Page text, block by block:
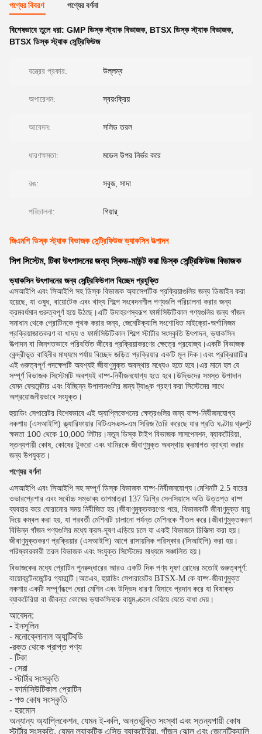
পণ্যের বিবরণ পণ্যের বর্ণনা
বিশেষভাবে তুলে ধরা: GMP ডিস্ক স্ট্যাক বিভাজক, BTSX ডিস্ক স্ট্যাক বিভাজক,
BTSX ডিস্ক স্ট্যাক সেন্ট্রিফিউজ
যন্ত্রের প্রকার: উল্লম্ব
অপারেশন: স্বয়ংক্রিয়
আবেদন: সলিড তরল
ধারণক্ষমতা: মডেল উপর নির্ভর করে
রঙ: সবুজ, সাদা
পরিচালনা: গিয়ার্
জিএমপি ডিস্ক স্ট্যাক বিভাজক সেন্ট্রিফিউজ ভ্যাকসিন উত্পাদন
সিপ সিস্টেম, টিকা উৎপাদনের জন্য স্কিড-মাউন্ট করা ডিস্ক সেন্ট্রিফিউজ বিভাজক
ভ্যাকসিন উৎপাদনের জন্য সেন্ট্রিফিউগাল বিচ্ছেদ প্রযুক্তি
এসআইপি এবং সিআইপি সহ ডিস্ক বিভাজক অ্যাসেপটিক প্রক্রিয়াগুলির জন্য ডিজাইন করা
হয়েছে, যা ওষুধ, বায়োটেক এবং খাদ্য শিল্পে সংবেদনশীল পণ্যগুলি পরিচালনা করার জন্য
ক্রমবর্ধমান গুরুত্বপূর্ণ হয়ে উঠছে।এটি উদাহরণস্বরূপ ফার্মাসিউটিকাল পণ্যগুলির জন্য গাঁজন
সমাধান থেকে প্রোটিনকে পৃথক করার জন্য, জেনেটিক্যালি সংশোধিত মাইক্রো-অর্গানিজম
প্রক্রিয়াজাতকরণ বা খাদ্য ও ফার্মাসিউটিকাল শিল্পে স্টার্টার সংস্কৃতি উৎপাদন, ভ্যাকসিন
উত্পাদন বা জিনগতভাবে পরিবর্তিত জীবের প্রক্রিয়াকরণের ক্ষেত্রে প্রযোজ্য।একটি বিভাজক
কেন্দ্রীভূত বাহিনীর মাধ্যমে পর্যায় বিচ্ছেদ জড়িত প্রক্রিয়ার একটি মূল দিক।এবং প্রক্রিয়াটির
এই গুরুত্বপূর্ণ পদক্ষেপটি অবশ্যই জীবাণুমুক্ত অবস্থার মধ্যেও হতে হবে।এর মানে হল যে
সম্পূর্ণ বিভাজক সিস্টেমটি অবশ্যই বাষ্প-নির্বীজনযোগ্য হতে হবে।উদ্ভিদের সমস্ত উপাদান
যেমন ফেরমেন্টার এবং বিচ্ছিন্ন উপাদানগুলির জন্য ট্যাঙ্ক গ্রহণ করা সিস্টেমের সাথে
অপ্রয়োজনীয়ভাবে সংযুক্ত।
হুয়াডিং সেপারেটর বিশেষভাবে এই অ্যাপ্লিকেশনের ক্ষেত্রগুলির জন্য বাষ্প-নির্বীজনযোগ্য
নকশায় (এসআইপি) ক্ল্যারিফায়ার বিটিএসএক্স-এম সিরিজ তৈরি করেছে যার প্রতি ঘণ্টায় থ্রুপুট
ক্ষমতা 100 থেকে 10,000 লিটার।নতুন ডিস্ক টাইপ বিভাজক সাসপেনশন, ব্যাকটেরিয়া,
স্তন্যপায়ী কোষ, কোষের টুকরো এবং খামিরকে জীবাণুমুক্ত অবস্থায় ক্রমাগত ব্যাখ্যা করার
জন্য উপযুক্ত।
পণ্যের বর্ণনা
এসআইপি এবং সিআইপি সহ সম্পূর্ণ ডিস্ক বিভাজক বাষ্প-নির্বীজনযোগ্য।মেশিনটি 2.5 বারের
ওভারপ্রেশার এবং সর্বোচ্চ সম্ভাব্য তাপমাত্রা 137 ডিগ্রি সেলসিয়াসে অতি উত্তপ্ত বাষ্প
ব্যবহার করে ঘোরানোর সময় নির্বীজিত হয়।জীবাণুমুক্তকরণের পরে, বিভাজকটি জীবাণুমুক্ত বায়ু
দিয়ে কম্বল করা হয়, যা পরবর্তী মেশিনটি চালানো পর্যন্ত মেশিনকে শীতল করে।জীবাণুমুক্তকরণ
বিভিন্ন গাঁজন পণ্যগুলির মধ্যে ক্রস-দূষণ এড়িয়ে চলে যা একই বিভাজনে চিকিত্সা করা হয়।
জীবাণুমুক্তকরণ প্রক্রিয়ার (এসআইপি) আগে রাসায়নিক পরিস্কার (সিআইপি) করা হয়।
পরিষ্কারকারী তরল বিভাজক এবং সংযুক্ত সিস্টেমের মাধ্যমে সঞ্চালিত হয়।
বিভাজকের মধ্যে প্রোটিন পুনরুদ্ধারের আরও একটি দিক পণ্য দূষণ রোধের মতোই গুরুত্বপূর্ণ:
বায়োকন্টেনমেন্টের গ্যারান্টি।অতএব, হুয়াডিং সেপারারেটর BTSX-M কে বাষ্প-জীবাণুমুক্ত
নকশায় একটি সম্পূর্ণরূপে ঘেরা মেশিন এবং উদ্ভিদ ধারণা হিসাবে প্রদান করে যা বিষাক্ত
ব্যাকটেরিয়া বা জীবন্ত কোষের ভ্যাকসিনকে বায়ুমণ্ডলে বেরিয়ে যেতে বাধা দেয়।
আবেদন:
- ইনসুলিন
- মনোক্লোনাল অ্যান্টিবডি
-রক্ত থেকে প্রাপ্ত পণ্য
- টিকা
- সেরা
- স্টার্টার সংস্কৃতি
- ফার্মাসিউটিকাল প্রোটিন
- পশু কোষ সংস্কৃতি
- হরমোন
অন্যান্য অ্যাপ্লিকেশন, যেমন ই-কলি, অন্তর্ভুক্তি সংস্থা এবং স্তন্যপায়ী কোষ
স্টার্টার সংস্কৃতি, যেমন ল্যাকটিক এসিড ব্যাকটেরিয়া, গাঁজন ঝোল এবং জেনেটিক্যালি